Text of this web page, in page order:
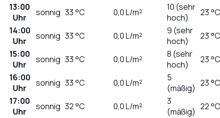
13:00
Uhr
sonnig 33°C 0,0L/m²
10 (sehr
hoch)
23 °C
14:00
Uhr
sonnig 33°C 0,0L/m²
9 (sehr
hoch)
23 °C
15:00
Uhr
sonnig 33°C 0,0L/m²
8 (sehr
hoch)
23 °C
16:00
Uhr
sonnig 33°C 0,0L/m²
5
(mäßig) 23 °C
17:00
Uhr
sonnig 32°C 0,0L/m²
3
(mäßig) 22 °C